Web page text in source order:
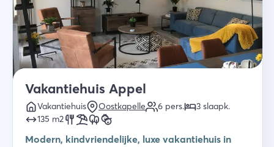
Vakantiehuis Appel
Vakantiehuis Oostkapelle 6 pers. 3 slaapk.
135 m2
Modern, kindvriendelijke, luxe vakantiehuis in